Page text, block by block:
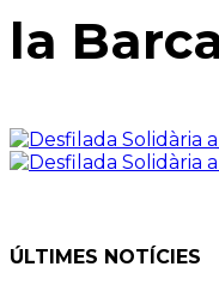
la
ÚLTIMES NOTÍCIES